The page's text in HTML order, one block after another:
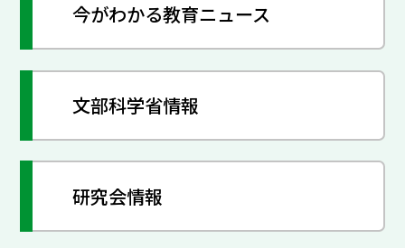
今がわかる教育ニュース
文部科学省情報
研究会情報